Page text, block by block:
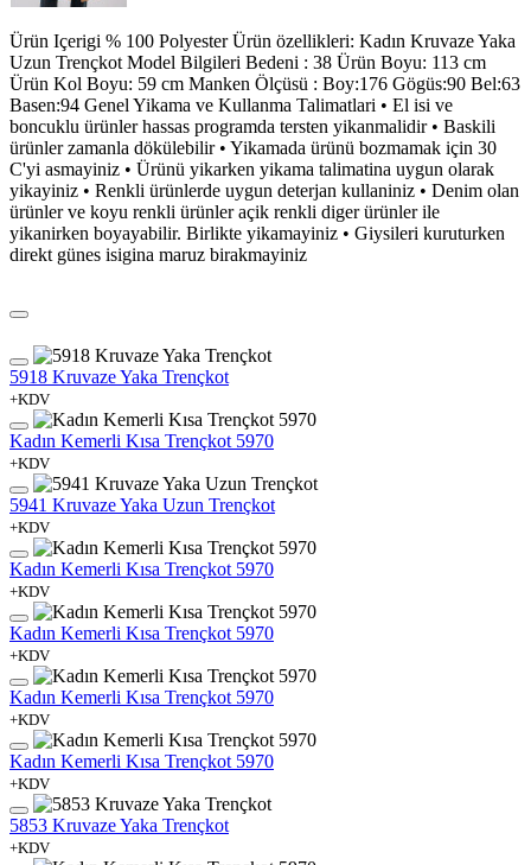
Ürün Içerigi % 100 Polyester Ürün özellikleri: Kadın Kruvaze Yaka
Uzun Trençkot Model Bilgileri Bedeni : 38 Ürün Boyu: 113 cm
Ürün Kol Boyu: 59 cm Manken Ölçüsü : Boy:176 Gögüs:90 Bel:63
Basen:94 Genel Yikama ve Kullanma Talimatlari • El isi ve
boncuklu ürünler hassas programda tersten yikanmalidir • Baskili
ürünler zamanla dökülebilir • Yikamada ürünü bozmamak için 30
C'yi asmayiniz • Ürünü yikarken yikama talimatina uygun olarak
yikayiniz • Renkli ürünlerde uygun deterjan kullaniniz • Denim olan
ürünler ve koyu renkli ürünler açik renkli diger ürünler ile
yikanirken boyayabilir. Birlikte yikamayiniz • Giysileri kuruturken
direkt günes isigina maruz birakmayiniz
5918 Kruvaze Yaka Trençkot
+KDV
Kadın Kemerli Kısa Trençkot 5970
+KDV
5941 Kruvaze Yaka Uzun Trençkot
+KDV
Kadın Kemerli Kısa Trençkot 5970
+KDV
Kadın Kemerli Kısa Trençkot 5970
+KDV
Kadın Kemerli Kısa Trençkot 5970
+KDV
Kadın Kemerli Kısa Trençkot 5970
+KDV
5853 Kruvaze Yaka Trençkot
+KDV